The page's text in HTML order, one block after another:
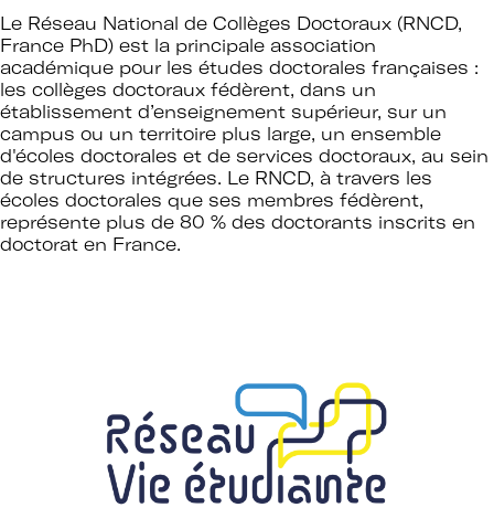
Le Réseau National de Collèges Doctoraux (RNCD,
France PhD) est la principale association
académique pour les études doctorales françaises :
les collèges doctoraux fédèrent, dans un
établissement d’enseignement supérieur, sur un
campus ou un territoire plus large, un ensemble
d'écoles doctorales et de services doctoraux, au sein
de structures intégrées. Le RNCD, à travers les
écoles doctorales que ses membres fédèrent,
représente plus de 80 % des doctorants inscrits en
doctorat en France.